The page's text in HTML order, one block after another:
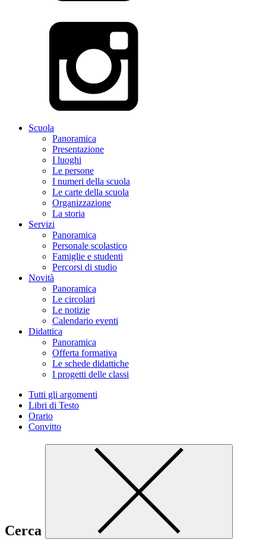
Scuola
Panoramica
Presentazione
I luoghi
Le persone
I numeri della scuola
Le carte della scuola
Organizzazione
La storia
Servizi
Panoramica
Personale scolastico
Famiglie e studenti
Percorsi di studio
Novità
Panoramica
Le circolari
Le notizie
Calendario eventi
Didattica
Panoramica
Offerta formativa
Le schede didattiche
I progetti delle classi
Tutti gli argomenti
Libri di Testo
Orario
Convitto
Cerca